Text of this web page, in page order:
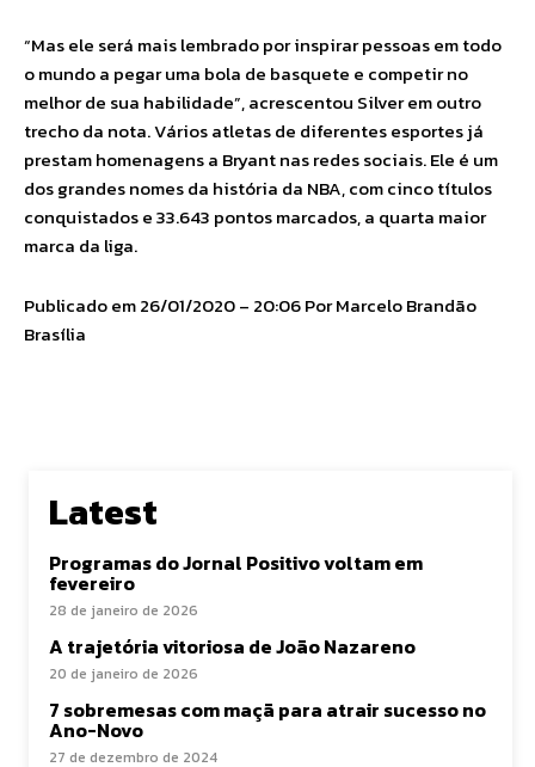
“Mas ele será mais lembrado por inspirar pessoas em todo
o mundo a pegar uma bola de basquete e competir no
melhor de sua habilidade”, acrescentou Silver em outro
trecho da nota. Vários atletas de diferentes esportes já
prestam homenagens a Bryant nas redes sociais. Ele é um
dos grandes nomes da história da NBA, com cinco títulos
conquistados e 33.643 pontos marcados, a quarta maior
marca da liga.
Publicado em 26/01/2020 – 20:06 Por Marcelo Brandão
Brasília
Latest
Programas do Jornal Positivo voltam em
fevereiro
28 de janeiro de 2026
A trajetória vitoriosa de João Nazareno
20 de janeiro de 2026
7 sobremesas com maçã para atrair sucesso no
Ano-Novo
27 de dezembro de 2024